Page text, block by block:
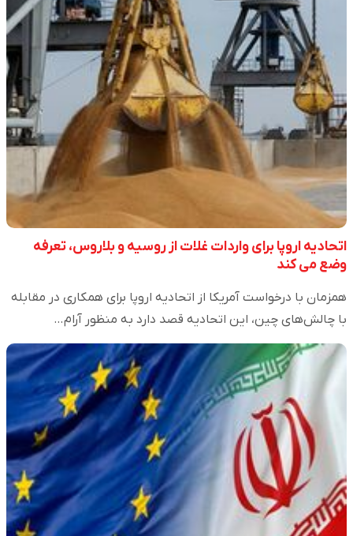
اتحادیه اروپا برای واردات غلات از روسیه و بلاروس، تعرفه
وضع می کند
همزمان با درخواست آمریکا از اتحادیه اروپا برای همکاری در مقابله
با چالش‌های چین، این اتحادیه قصد دارد به منظور آرام…